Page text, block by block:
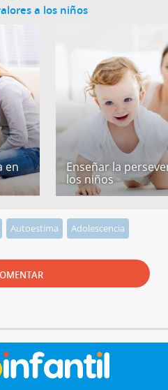
a los niños
en
Enseñar la
los niños
Autoestima Adolescencia